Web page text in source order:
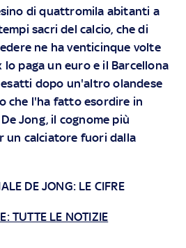
di quattromila abitanti a
sacri del calcio, che di
ne ha venticinque volte
lo paga un euro e il Barcellona
dopo un'altro olandese
che l'ha fatto esordire in
Jong, il cognome più
un calciatore fuori dalla
DE JONG: LE CIFRE
TUTTE LE NOTIZIE